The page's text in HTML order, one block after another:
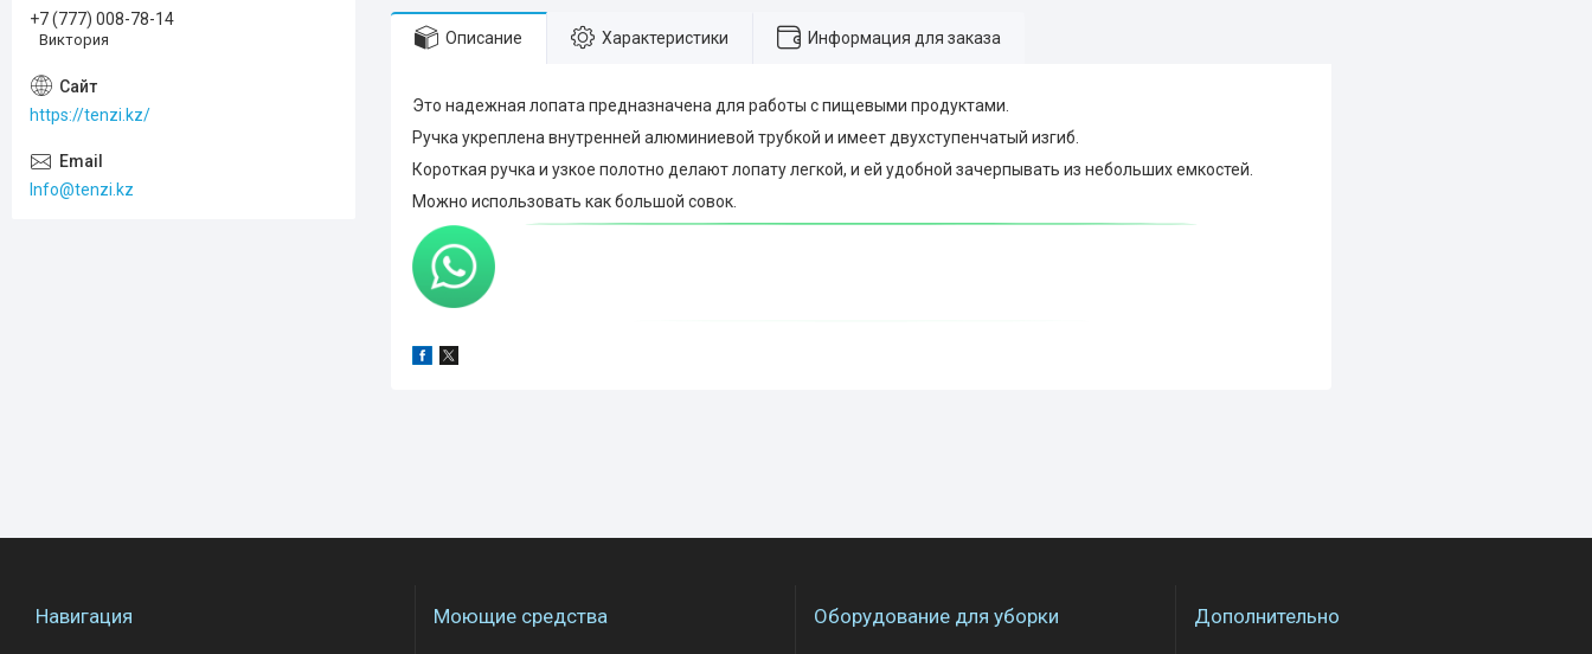
Описание Характеристики Информация для заказа
Это надежная лопата предназначена для работы с пищевыми продуктами.
Ручка укреплена внутренней алюминиевой трубкой и имеет двухступенчатый изгиб.
Короткая ручка и узкое полотно делают лопату легкой, и ей удобной зачерпывать из небольших емкостей.
Можно использовать как большой совок.
+7 (777) 008-78-14
Виктория
https://tenzi.kz/
Info@tenzi.kz
Навигация Моющие средства Оборудование для уборки Дополнительно